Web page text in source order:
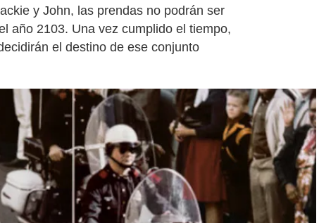
y John, las prendas no podrán ser
año 2103. Una vez cumplido el tiempo,
el destino de ese conjunto